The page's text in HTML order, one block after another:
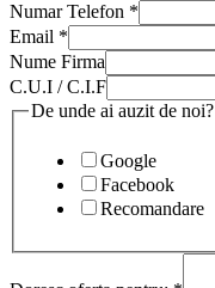
Numar Telefon *
Email *
Nume Firma
C.U.I / C.I.F
De unde ai auzit de noi?
Google
Facebook
Recomandare